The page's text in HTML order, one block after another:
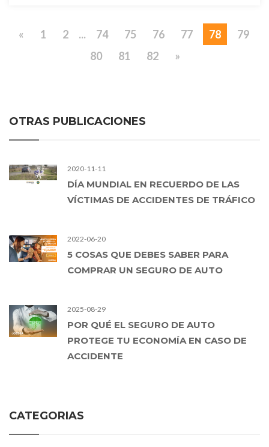
« 1 2 ... 74 75 76 77 78
79
80
81 82 »
OTRAS PUBLICACIONES
2020-11-11
DÍA MUNDIAL EN RECUERDO DE LAS
VÍCTIMAS DE ACCIDENTES DE TRÁFICO
2022-06-20
5 COSAS QUE DEBES SABER PARA
COMPRAR UN SEGURO DE AUTO
2025-08-29
POR QUÉ EL SEGURO DE AUTO
PROTEGE TU ECONOMÍA EN CASO DE
ACCIDENTE
CATEGORIAS